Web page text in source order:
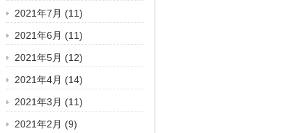
2021年7月 (11)
2021年6月 (11)
2021年5月 (12)
2021年4月 (14)
2021年3月 (11)
2021年2月 (9)